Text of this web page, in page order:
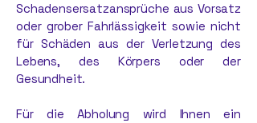
Schadensersatzansprüche aus Vorsatz
oder grober Fahrlässigkeit sowie nicht
für Schäden aus der Verletzung des
Lebens, des Körpers oder der
Gesundheit.
Für die Abholung wird Ihnen ein